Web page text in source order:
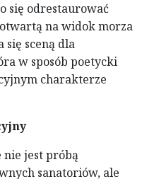
się odrestaurować
na widok morza
się sceną dla
w sposób poetycki
charakterze
nie jest próbą
sanatoriów, ale